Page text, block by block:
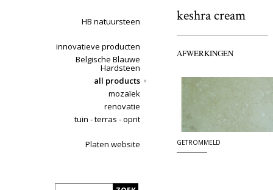
HB natuursteen
innovatieve producten
Belgische Blauwe
Hardsteen
all products
mozaïek
renovatie
tuin - terras - oprit
Platen website
keshra cream
AFWERKINGEN
GETROMMELD